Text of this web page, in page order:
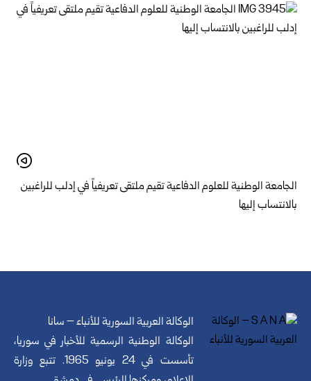
الجامعة الوطنية للعلوم الدفاعية تقيم ملتقى تعريفياً في إدلب للراغبين
بالانتساب إليها
الوكالة العربية السورية للأنباء – سانا
الوكالة الوطنية الرسمية للأخبار في سوريا،
تأسست في 24 يونيو 1965. تتبع وزارة